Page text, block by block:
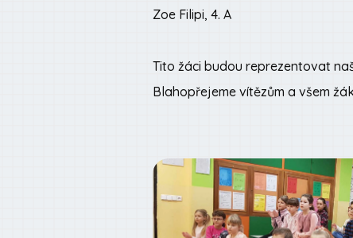
Zoe Filipi, 4. A
Tito žáci budou reprezentovat
Blahopřejeme vítězům a všem